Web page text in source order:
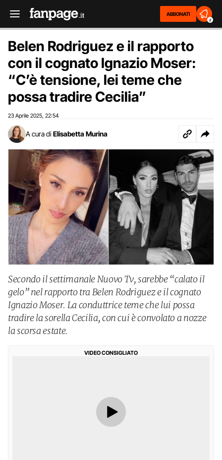
ABBONATI
2
Belen Rodriguez e il rapporto
con il cognato Ignazio Moser:
“C’è tensione, lei teme che
possa tradire Cecilia”
23 Aprile 2025 22:54
A cura di Elisabetta Murina
Secondo il settimanale Nuovo Tv, sarebbe “calato il
gelo” nel rapporto tra Belen Rodriguez e il cognato
Ignazio Moser. La conduttrice teme che lui possa
tradire la sorella Cecilia, con cui è convolato a nozze
la scorsa estate.
VIDEO CONSIGLIATO